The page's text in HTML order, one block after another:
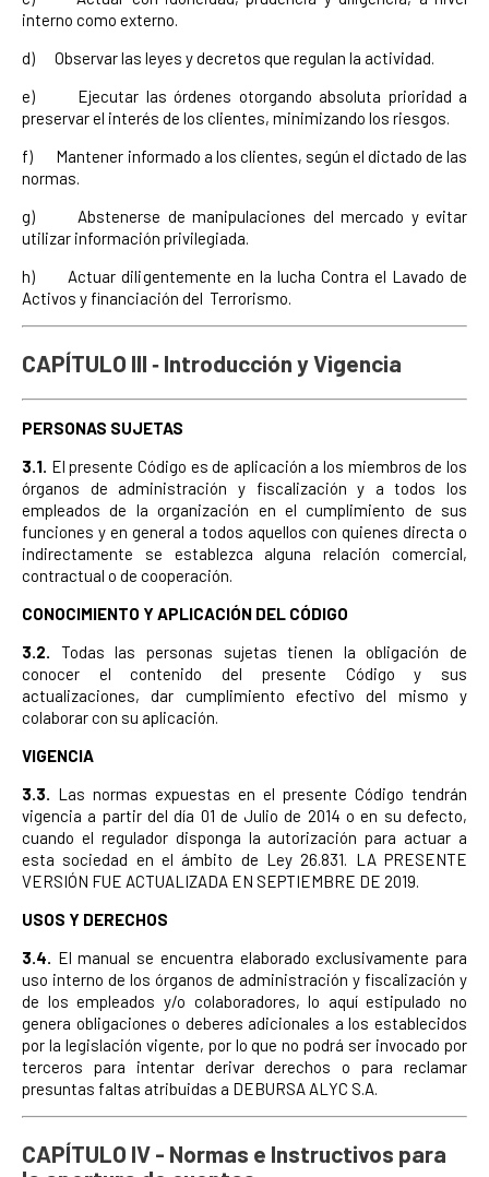
interno como externo.
d) Observar las leyes y decretos que regulan la actividad.
e) Ejecutar las órdenes otorgando absoluta prioridad a
preservar el interés de los clientes, minimizando los riesgos.
f) Mantener informado a los clientes, según el dictado de las
normas.
g) Abstenerse de manipulaciones del mercado y evitar
utilizar información privilegiada.
h) Actuar diligentemente en la lucha Contra el Lavado de
Activos y financiación del Terrorismo.
CAPÍTULO III ­‑ Introducción y Vigencia
PERSONAS SUJETAS
3.1. El presente Código es de aplicación a los miembros de los
órganos de administración y fiscalización y a todos los
empleados de la organización en el cumplimiento de sus
funciones y en general a todos aquellos con quienes directa o
indirectamente se establezca alguna relación comercial,
contractual o de cooperación.
CONOCIMIENTO Y APLICACIÓN DEL CÓDIGO
3.2. Todas las personas sujetas tienen la obligación de
conocer el contenido del presente Código y sus
actualizaciones, dar cumplimiento efectivo del mismo y
colaborar con su aplicación.
VIGENCIA
3.3. Las normas expuestas en el presente Código tendrán
vigencia a partir del día 01 de Julio de 2014 o en su defecto,
cuando el regulador disponga la autorización para actuar a
esta sociedad en el ámbito de Ley 26.831. LA PRESENTE
VERSIÓN FUE ACTUALIZADA EN SEPTIEMBRE DE 2019.
USOS Y DERECHOS
3.4. El manual se encuentra elaborado exclusivamente para
uso interno de los órganos de administración y fiscalización y
de los empleados y/o colaboradores, lo aquí estipulado no
genera obligaciones o deberes adicionales a los establecidos
por la legislación vigente, por lo que no podrá ser invocado por
terceros para intentar derivar derechos o para reclamar
presuntas faltas atribuidas a DEBURSA ALYC S.A.
CAPÍTULO IV - Normas e Instructivos para